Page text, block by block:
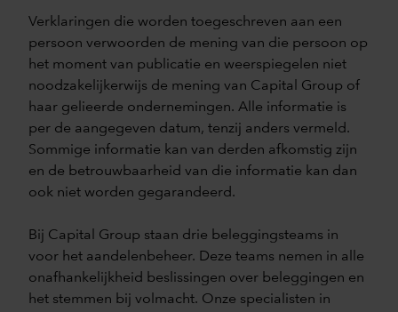
Verklaringen die worden toegeschreven aan een
persoon verwoorden de mening van die persoon op
het moment van publicatie en weerspiegelen niet
noodzakelijkerwijs de mening van Capital Group of
haar gelieerde ondernemingen. Alle informatie is
per de aangegeven datum, tenzij anders vermeld.
Sommige informatie kan van derden afkomstig zijn
en de betrouwbaarheid van die informatie kan dan
ook niet worden gegarandeerd.
Bij Capital Group staan drie beleggingsteams in
voor het aandelenbeheer. Deze teams nemen in alle
onafhankelijkheid beslissingen over beleggingen en
het stemmen bij volmacht. Onze specialisten in